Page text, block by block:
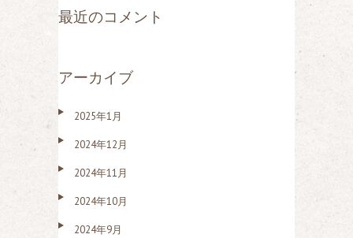
最近のコメント
アーカイブ
2025年1月
2024年12月
2024年11月
2024年10月
2024年9月